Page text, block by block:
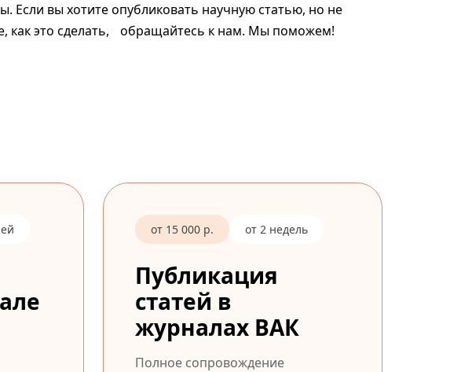
Если вы хотите опубликовать научную статью, но не
как это сделать, обращайтесь к нам. Мы поможем!
от 15 000 р. от 2 недель
Публикация
статей в
журналах ВАК
Полное сопровождение